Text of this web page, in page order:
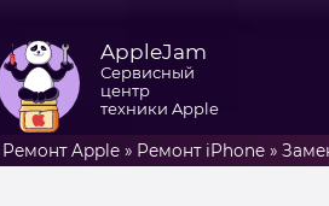
AppleJam
Сервисный
центр
техники Apple
Ремонт Apple» Ремонт iPhone»